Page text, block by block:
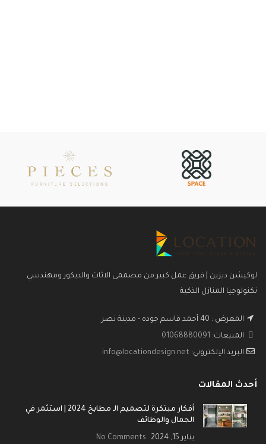
لوكيشن ديزين | فريق عمل كبير من مصممى الاثاث والديكور ومهندسي
تكنولوجيا المنازل الذكية
المعرض : 40 أحمد قاسم جوده - مدينة نصر
المبيعات: 01068880091
البريد الإلكتروني: info@locationdesign.net
أحدث المقالات
أفكار مبتكرة لتصميم الـ مطابخ 2024 | استثمر في
الجمال والوظائف
يناير 15, 2024 No Comments